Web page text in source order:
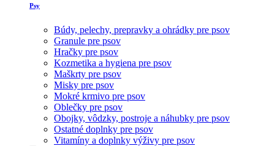
Psy
Búdy, pelechy, prepravky a ohrádky pre psov
Granule pre psov
Hračky pre psov
Kozmetika a hygiena pre psov
Maškrty pre psov
Misky pre psov
Mokré krmivo pre psov
Oblečky pre psov
Obojky, vôdzky, postroje a náhubky pre psov
Ostatné doplnky pre psov
Vitamíny a doplnky výživy pre psov